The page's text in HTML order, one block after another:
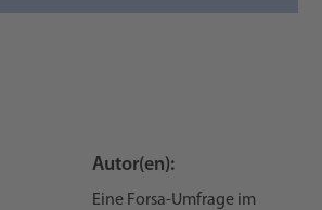
Autor(en):
Eine Forsa-Umfrage im